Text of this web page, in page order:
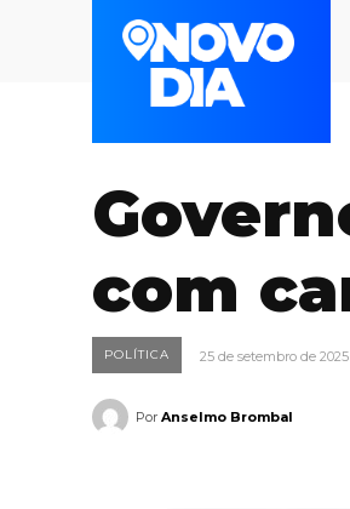
com
POLÍTICA 25 de setembro de 2025
Por Anselmo Brombal